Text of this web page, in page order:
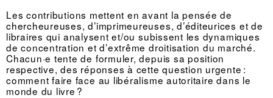
Les contributions mettent en avant la pensée de
chercheureuses, d’imprimeureuses, d’éditeurices et de
libraires qui analysent et/ou subissent les dynamiques
de concentration et d’extrême droitisation du marché.
Chacun·e tente de formuler, depuis sa position
respective, des réponses à cette question urgente :
comment faire face au libéralisme autoritaire dans le
monde du livre ?